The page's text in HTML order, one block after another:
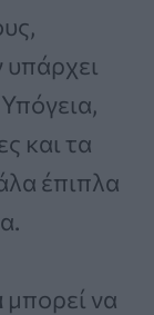
και τα
έπιπλα
μπορεί να